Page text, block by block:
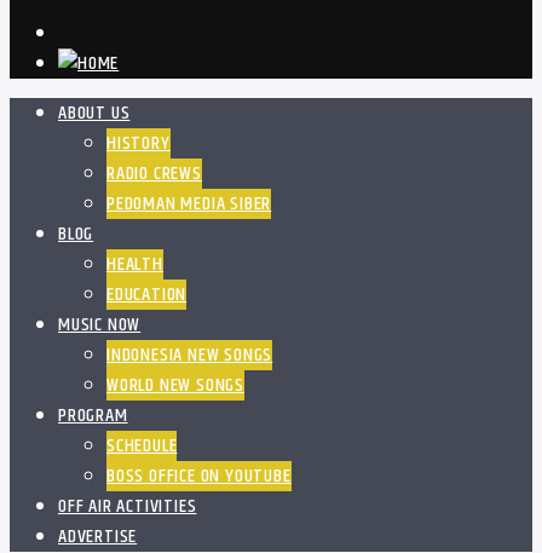
ABOUT US
HISTORY
RADIO CREWS
PEDOMAN MEDIA SIBER
BLOG
HEALTH
EDUCATION
MUSIC NOW
INDONESIA NEW SONGS
WORLD NEW SONGS
PROGRAM
SCHEDULE
BOSS OFFICE ON YOUTUBE
OFF AIR ACTIVITIES
ADVERTISE